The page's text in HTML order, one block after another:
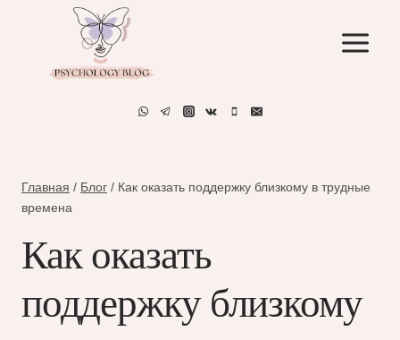
содержимому
Главная / Блог / Как оказать поддержку близкому в трудные
времена
Как оказать
поддержку близкому